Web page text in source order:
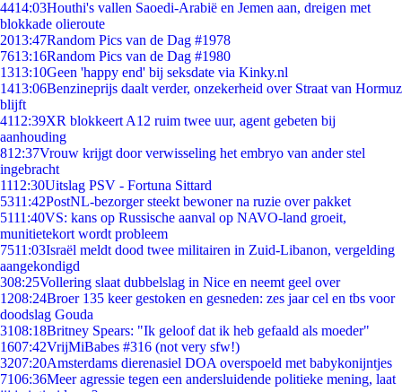
4414:03Houthi's vallen Saoedi-Arabië en Jemen aan, dreigen met
blokkade olieroute
2013:47Random Pics van de Dag #1978
7613:16Random Pics van de Dag #1980
1313:10Geen 'happy end' bij seksdate via Kinky.nl
1413:06Benzineprijs daalt verder, onzekerheid over Straat van Hormuz
blijft
4112:39XR blokkeert A12 ruim twee uur, agent gebeten bij
aanhouding
812:37Vrouw krijgt door verwisseling het embryo van ander stel
ingebracht
1112:30Uitslag PSV - Fortuna Sittard
5311:42PostNL-bezorger steekt bewoner na ruzie over pakket
5111:40VS: kans op Russische aanval op NAVO-land groeit,
munitietekort wordt probleem
7511:03Israël meldt dood twee militairen in Zuid-Libanon, vergelding
aangekondigd
308:25Vollering slaat dubbelslag in Nice en neemt geel over
1208:24Broer 135 keer gestoken en gesneden: zes jaar cel en tbs voor
doodslag Gouda
3108:18Britney Spears: "Ik geloof dat ik heb gefaald als moeder"
1607:42VrijMiBabes #316 (not very sfw!)
3207:20Amsterdams dierenasiel DOA overspoeld met babykonijntjes
7106:36Meer agressie tegen een andersluidende politieke mening, laat